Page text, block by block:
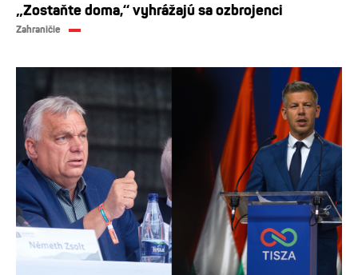
„Zostaňte doma,“ vyhrážajú sa ozbrojenci
Zahraničie